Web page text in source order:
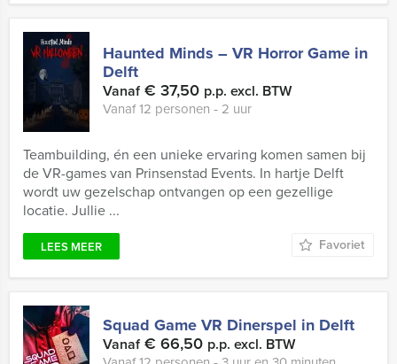
Haunted Minds – VR Horror Game in
Delft
Vanaf€ 37,50 p.p. excl. BTW
Vanaf 12 personen ‐ 2 uur
Teambuilding, én een unieke ervaring komen samen bij
de VR-games van Prinsenstad Events. In hartje Delft
wordt uw gezelschap ontvangen op een gezellige
locatie. Jullie ...
LEES MEER Favoriet
Squad Game VR Dinerspel in Delft
Vanaf€ 66,50 p.p. excl. BTW